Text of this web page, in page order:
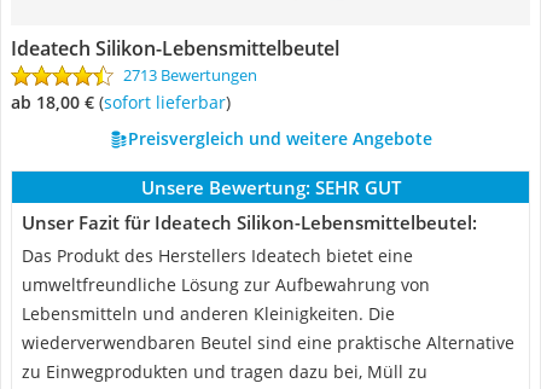
Ideatech Silikon-Lebensmittelbeutel
2713 Bewertungen
ab 18,00 € ( Sofort lieferbar)
Preisvergleich und weitere Angebote
Unsere Bewertung: SEHR GUT
Unser Fazit für Ideatech Silikon-Lebensmittelbeutel:
Das Produkt des Herstellers Ideatech bietet eine
umweltfreundliche Lösung zur Aufbewahrung von
Lebensmitteln und anderen Kleinigkeiten. Die
wiederverwendbaren Beutel sind eine praktische Alternative
zu Einwegprodukten und tragen dazu bei, Müll zu